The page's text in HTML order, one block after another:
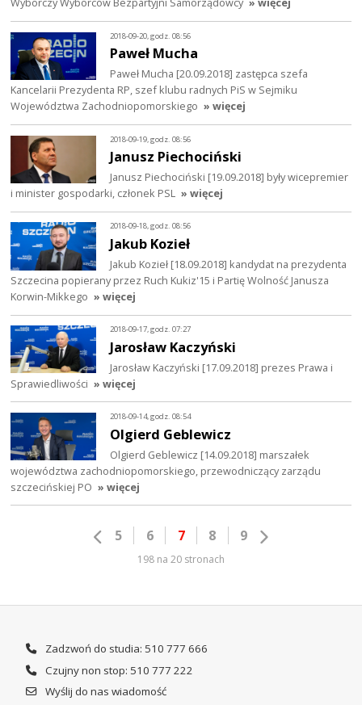
2018-09-20, godz. 08:56
Paweł Mucha
Paweł Mucha [20.09.2018] zastępca szefa
Kancelarii Prezydenta RP, szef klubu radnych PiS w Sejmiku
Województwa Zachodniopomorskiego » więcej
2018-09-19, godz. 08:56
Janusz Piechociński
Janusz Piechociński [19.09.2018] były wicepremier
i minister gospodarki, członek PSL » więcej
2018-09-18, godz. 08:56
Jakub Kozieł
Jakub Kozieł [18.09.2018] kandydat na prezydenta
Szczecina popierany przez Ruch Kukiz'15 i Partię Wolność Janusza
Korwin-Mikkego » więcej
2018-09-17, godz. 07:27
Jarosław Kaczyński
Jarosław Kaczyński [17.09.2018] prezes Prawa i
Sprawiedliwości » więcej
2018-09-14, godz. 08:54
Olgierd Geblewicz
Olgierd Geblewicz [14.09.2018] marszałek
województwa zachodniopomorskiego, przewodniczący zarządu
szczecińskiej PO » więcej
5 6 7 8 9
198 na 20 stronach
Zadzwoń do studia: 510 777 666
Czujny non stop: 510 777 222
Wyślij do nas wiadomość